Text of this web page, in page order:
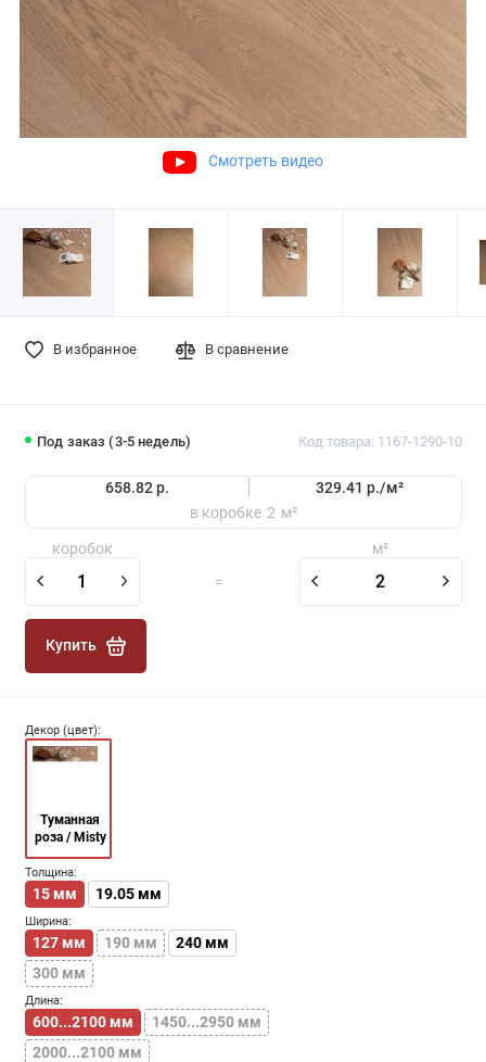
Смотреть видео
Под заказ (3-5 недель) Код товара: 1167-1290-10
658.82 р. 329.41 р./м²
в коробке 2 м²
коробок
=
м²
Купить
В избранное В сравнение
Декор (цвет):
Туманная
роза / Misty
rose
Толщина:
15 мм 19.05 мм
Ширина:
127 мм 190 мм
240 мм
300 мм
Длина:
600...2100 мм
1450...2950 мм
2000...2100 мм